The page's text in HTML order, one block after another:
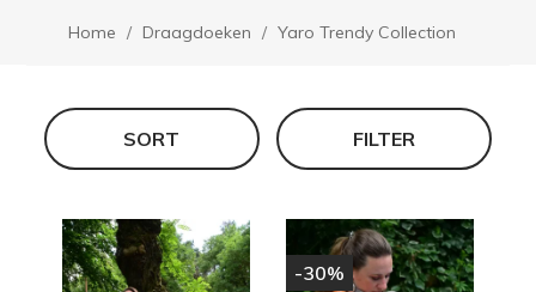
Home Draagdoeken Yaro Trendy Collection
SORT FILTER
-30%